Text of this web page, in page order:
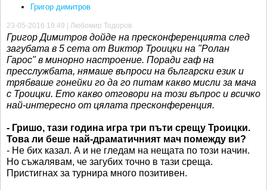
Григор димитров
23-05-2016 19:49 | Любомир Тодоров
Григор Димитров дойде на пресконференцията след
загубата в 5 сета от Виктор Троицки на "Ролан
Гарос" в минорно настроение. Поради гаф на
пресслужбата, нямаше въпроси на български език и
трябваше гонейки го да го питам какво мисли за мача
с Троицки. Ето какво отговори на този въпрос и всичко
най-интересно от цялата пресконференция.
- Гришо, тази година игра три пъти срещу Троицки.
Това ли беше най-драматичният мач помежду ви?
- Не бих казал. А и не гледам на нещата по този начин.
Но съжалявам, че загубих точно в тази среща.
Пристигнах за турнира много позитивен.